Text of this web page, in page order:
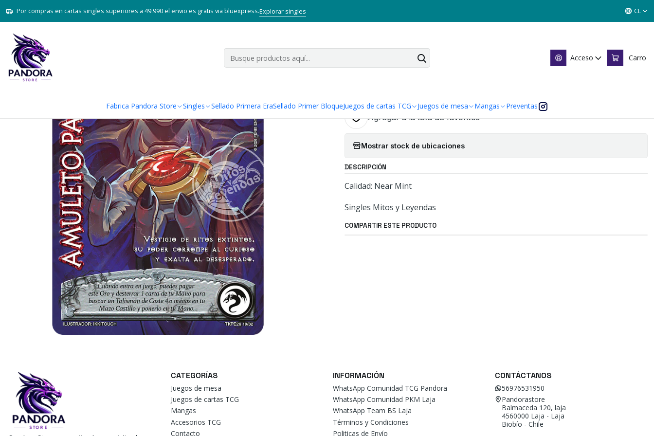
Acceso Carro
Fabrica Pandora Store Singles Sellado Primera EraSellado Primer BloqueJuegos de cartas TCG Juegos de mesa Mangas Preventas
Por compras en cartas singles superiores a 49.990 el envio es gratis via bluexpress.Explorar singles CL
Inicio Juegos de cartas TCG Mitos y Leyendas TCG Singles Primera Era MYL
AMULETO PAGANO - TOOLKIT PE 2026 -
KIT ESPIRITU
Agregar a la lista de favoritos
Mostrar stock de ubicaciones
DESCRIPCIÓN
Calidad: Near Mint
Singles Mitos y Leyendas
COMPARTIR ESTE PRODUCTO
CATEGORÍAS
Juegos de mesa
Juegos de cartas TCG
Mangas
Accesorios TCG
Contacto
INFORMACIÓN
WhatsApp Comunidad TCG Pandora
WhatsApp Comunidad PKM Laja
WhatsApp Team BS Laja
Términos y Condiciones
Politicas de Envío
CONTÁCTANOS
56976531950
Pandorastore
Balmaceda 120, laja
4560000 Laja - Laja
Biobío - Chile